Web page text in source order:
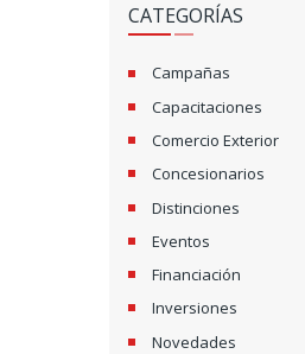
CATEGORÍAS
Campañas
Capacitaciones
Comercio Exterior
Concesionarios
Distinciones
Eventos
Financiación
Inversiones
Novedades